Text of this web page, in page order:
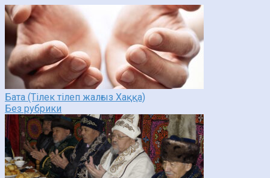
Бата (Тілек тілеп жалғыз Хаққа)
Без рубрики